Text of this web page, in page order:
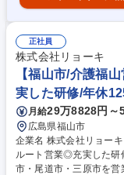
正社員
株式会社リョーキ
【福山市/介護福
実した研修/年休
月給29万8828円～
広島県福山市
企業名 株式会社リョーキ 求人名 【福山市/介護福山営業所】福祉用具卸
ルート営業◎充実した研修/年休125日◎ 仕
市・尾道市・三原市を